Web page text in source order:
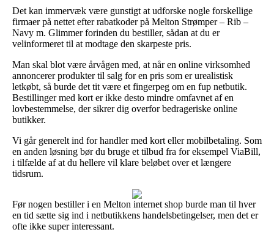
Det kan immervæk være gunstigt at udforske nogle forskellige
firmaer på nettet efter rabatkoder på Melton Strømper – Rib –
Navy m. Glimmer forinden du bestiller, sådan at du er
velinformeret til at modtage den skarpeste pris.
Man skal blot være årvågen med, at når en online virksomhed
annoncerer produkter til salg for en pris som er urealistisk
letkøbt, så burde det tit være et fingerpeg om en fup netbutik.
Bestillinger med kort er ikke desto mindre omfavnet af en
lovbestemmelse, der sikrer dig overfor bedrageriske online
butikker.
Vi går generelt ind for handler med kort eller mobilbetaling. Som
en anden løsning bør du bruge et tilbud fra for eksempel ViaBill,
i tilfælde af at du hellere vil klare beløbet over et længere
tidsrum.
Før nogen bestiller i en Melton internet shop burde man til hver
en tid sætte sig ind i netbutikkens handelsbetingelser, men det er
ofte ikke super interessant.